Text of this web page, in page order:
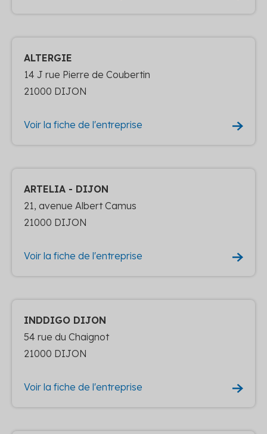
ALTERGIE
14 J rue Pierre de Coubertin
21000 DIJON
Voir la fiche de l'entreprise
ARTELIA - DIJON
21, avenue Albert Camus
21000 DIJON
Voir la fiche de l'entreprise
INDDIGO DIJON
54 rue du Chaignot
21000 DIJON
Voir la fiche de l'entreprise